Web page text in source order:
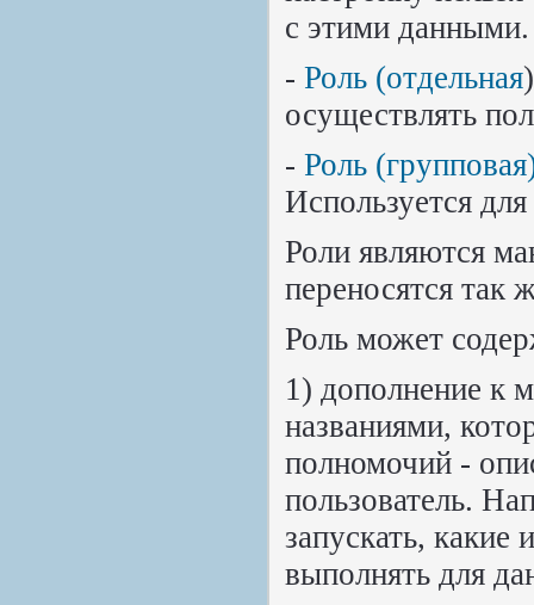
с этими данными.
- Роль (отдельная
осуществлять
- Роль
Используется
Роли являются
переносятся так
Роль может
1) дополнение к
названиями,
полномочий -
пользователь.
запускать,
выполнять для